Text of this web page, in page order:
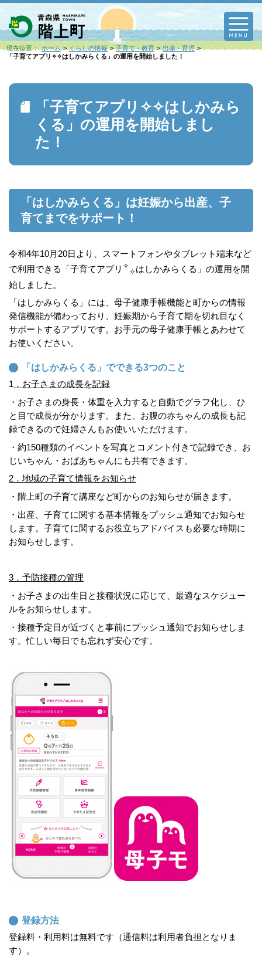
現在位置： ホーム くらしの情報 子育て・教育
出産・育児
「子育てアプリ✧✧はしかみらくる」の運用を開始しました！
「子育てアプリ✧✧はしかみら
くる」の運用を開始しまし
た！
「はしかみらくる」は妊娠から出産、子
育てまでをサポート！
令和4年10月20日より、スマートフォンやタブレット端末など
で利用できる「子育てアプリ ✧
✧はしかみらくる」の運用を開
始しました。
「はしかみらくる」には、母子健康手帳機能と町からの情報
発信機能が備わっており、妊娠期から子育て期を切れ目なく
サポートするアプリです。お手元の母子健康手帳とあわせて
お使いください。
「はしかみらくる」でできる3つのこと
1 ．お子さまの成長を記録
・お子さまの身長・体重を入力すると自動でグラフ化し、ひ
と目で成長が分かります。また、お腹の赤ちゃんの成長も記
録できるので妊婦さんもお使いいただけます。
・約150種類のイベントを写真とコメント付きで記録でき、お
じいちゃん・おばあちゃんにも共有できます。
2．地域の子育て情報をお知らせ
・階上町の子育て講座など町からのお知らせが届きます。
・出産、子育てに関する基本情報をプッシュ通知でお知らせ
します。子育てに関するお役立ちアドバイスも必要な時期に
お知らせします。
3．予防接種の管理
・お子さまの出生日と接種状況に応じて、最適なスケジュー
ルをお知らせします。
・接種予定日が近づくと事前にプッシュ通知でお知らせしま
す。忙しい毎日でも忘れず安心です。
登録方法
登録料・利用料は無料です（通信料は利用者負担となりま
す）。